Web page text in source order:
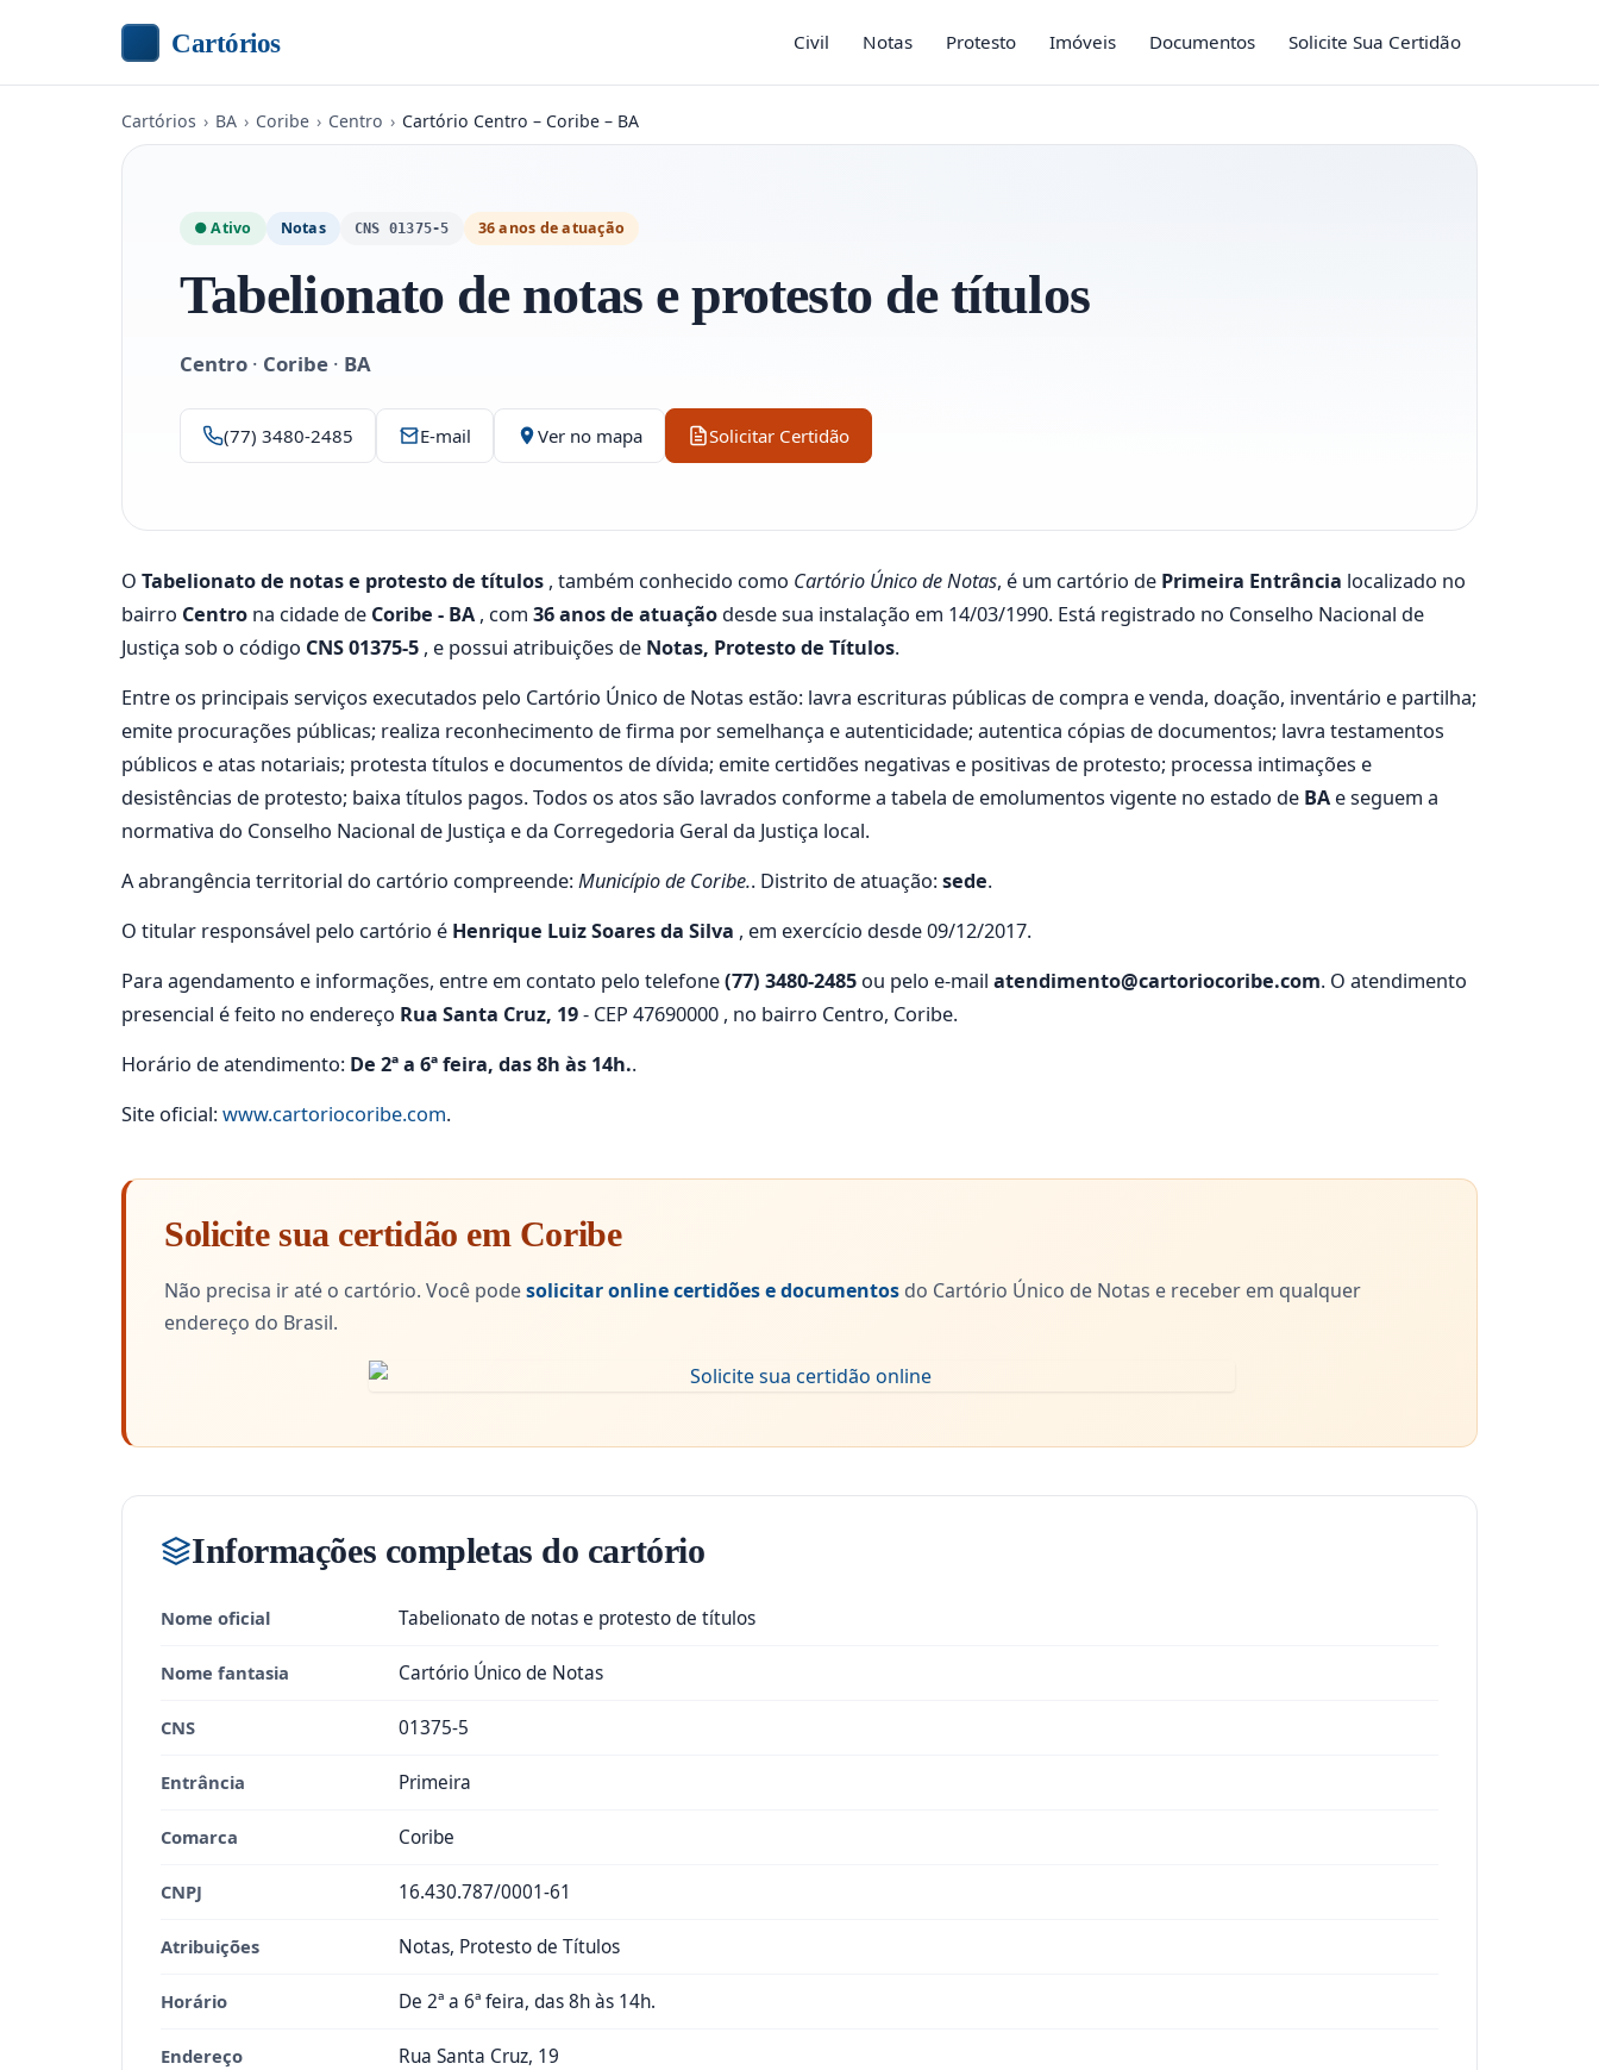
Cartórios Civil Notas Protesto Imóveis Documentos Solicite Sua Certidão
Cartórios › BA › Coribe › Centro › Cartório Centro – Coribe – BA
● Ativo Notas CNS 01375-5 36 anos de atuação
Tabelionato de notas e protesto de títulos
Centro · Coribe · BA
(77) 3480-2485 E-mail Ver no mapa Solicitar Certidão
O Tabelionato de notas e protesto de títulos , também conhecido como Cartório Único de Notas, é um cartório de Primeira Entrância localizado no
bairro Centro na cidade de Coribe - BA , com 36 anos de atuação desde sua instalação em 14/03/1990. Está registrado no Conselho Nacional de
Justiça sob o código CNS 01375-5 , e possui atribuições de Notas, Protesto de Títulos.
Entre os principais serviços executados pelo Cartório Único de Notas estão: lavra escrituras públicas de compra e venda, doação, inventário e partilha;
emite procurações públicas; realiza reconhecimento de firma por semelhança e autenticidade; autentica cópias de documentos; lavra testamentos
públicos e atas notariais; protesta títulos e documentos de dívida; emite certidões negativas e positivas de protesto; processa intimações e
desistências de protesto; baixa títulos pagos. Todos os atos são lavrados conforme a tabela de emolumentos vigente no estado de BA e seguem a
normativa do Conselho Nacional de Justiça e da Corregedoria Geral da Justiça local.
A abrangência territorial do cartório compreende:Município de Coribe.. Distrito de atuação:sede.
O titular responsável pelo cartório é Henrique Luiz Soares da Silva , em exercício desde 09/12/2017.
Para agendamento e informações, entre em contato pelo telefone(77) 3480-2485 ou pelo e-mail atendimento@cartoriocoribe.com. O atendimento
presencial é feito no endereço Rua Santa Cruz, 19- CEP 47690000 , no bairro Centro, Coribe.
Horário de atendimento: De 2ª a 6ª feira, das 8h às 14h..
Site oficial:www.cartoriocoribe.com.
Solicite sua certidão em Coribe
Não precisa ir até o cartório. Você podesolicitar online certidões e documentos do Cartório Único de Notas e receber em qualquer
endereço do Brasil.
Informações completas do cartório
Nome oficial Tabelionato de notas e protesto de títulos
Nome fantasia Cartório Único de Notas
CNS 01375-5
Entrância Primeira
Comarca Coribe
CNPJ 16.430.787/0001-61
Atribuições Notas, Protesto de Títulos
Horário De 2ª a 6ª feira, das 8h às 14h.
Endereço Rua Santa Cruz, 19